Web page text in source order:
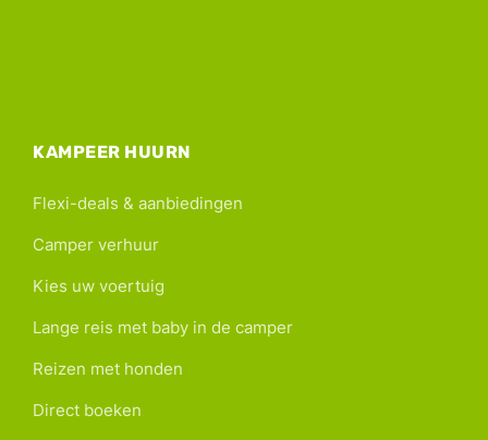
KAMPEER HUURN
Flexi-deals & aanbiedingen
Camper verhuur
Kies uw voertuig
Lange reis met baby in de camper
Reizen met honden
Direct boeken